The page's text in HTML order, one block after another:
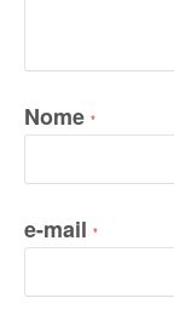
Nome *
e-mail *